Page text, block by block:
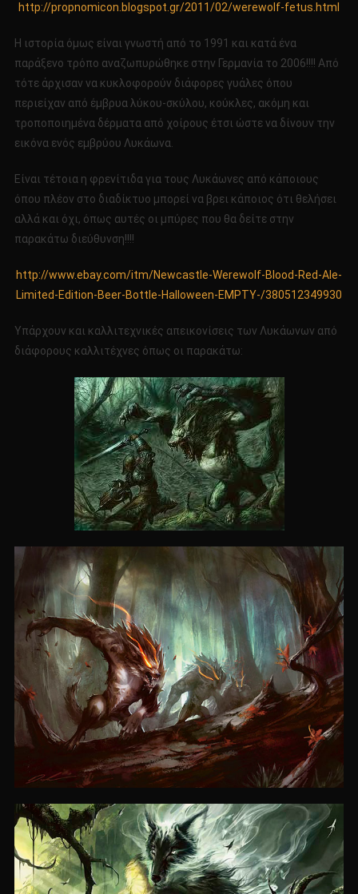
http://propnomicon.blogspot.gr/2011/02/werewolf-fetus.html
Η ιστορία όμως είναι γνωστή από το 1991 και κατά ένα
παράξενο τρόπο αναζωπυρώθηκε στην Γερμανία το 2006!!!! Από
τότε άρχισαν να κυκλοφορούν διάφορες γυάλες όπου
περιείχαν από έμβρυα λύκου-σκύλου, κούκλες, ακόμη και
τροποποιημένα δέρματα από χοίρους έτσι ώστε να δίνουν την
εικόνα ενός εμβρύου Λυκάωνα.
Είναι τέτοια η φρενίτιδα για τους Λυκάωνες από κάποιους
όπου πλέον στο διαδίκτυο μπορεί να βρει κάποιος ότι θελήσει
αλλά και όχι, όπως αυτές οι μπύρες που θα δείτε στην
παρακάτω διεύθυνση!!!!
http://www.ebay.com/itm/Newcastle-Werewolf-Blood-Red-Ale-
Limited-Edition-Beer-Bottle-Halloween-EMPTY-/380512349930
Υπάρχουν και καλλιτεχνικές απεικονίσεις των Λυκάωνων από
διάφορους καλλιτέχνες όπως οι παρακάτω: